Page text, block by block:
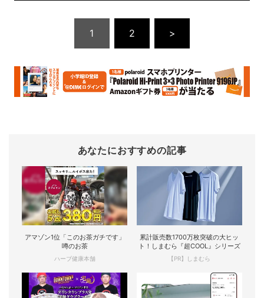
1 2 >
あなたにおすすめの記事
アマゾン1位「このお茶ガチです」
噂のお茶
ハーブ健康本舗
累計販売数1700万枚突破の大ヒッ
ト！しまむら『超COOL』シリーズ
【PR】しまむら